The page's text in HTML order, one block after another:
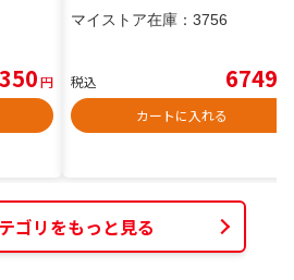
円
マイストア在庫： 3756
税込 6749
カートに入れる
ゴリをもっと見る